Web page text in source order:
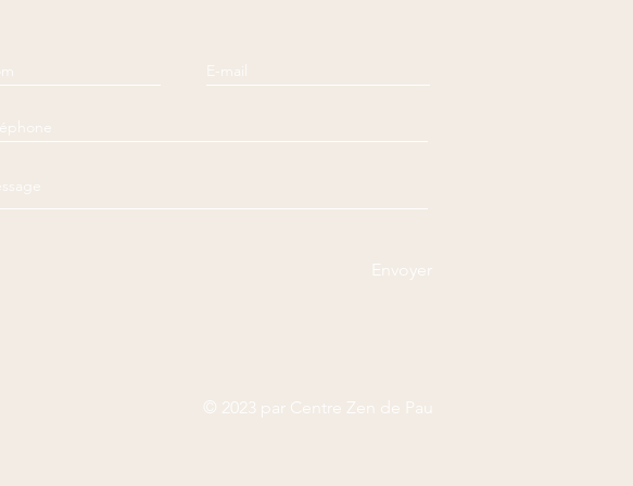
Envoyer
© 2023 par Centre Zen de Pau